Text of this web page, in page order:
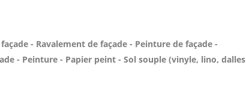
- Ravalement de façade - Peinture de façade -
- Peinture - Papier peint - Sol souple (vinyle, lino, dalles